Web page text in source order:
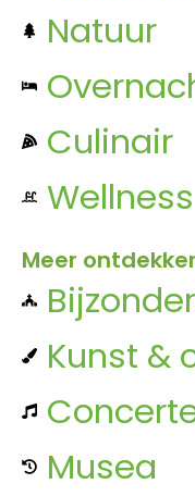
Natuur
Culinair
Wellness
Meer
Kunst &
Musea